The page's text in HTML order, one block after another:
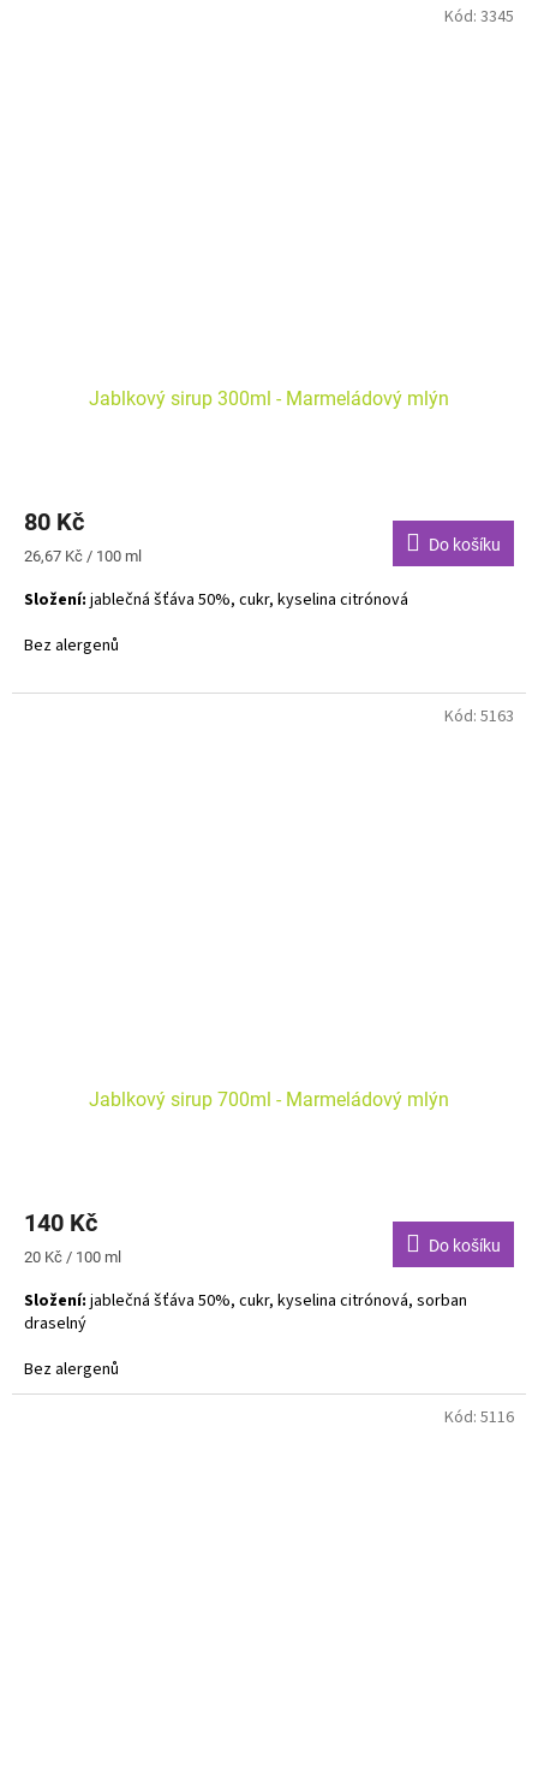
Jablkový sirup 300ml - Marmeládový mlýn
80 Kč
Měrná
26,67 Kč / 100 ml
Do košíku
Složení: jablečná šťáva 50%, cukr, kyselina citrónová
Bez alergenů
Kód: 3345
Jablkový sirup 700ml - Marmeládový mlýn
140 Kč
Měrná
20 Kč / 100 ml
Do košíku
Složení: jablečná šťáva 50%, cukr, kyselina citrónová, sorban
draselný
Bez alergenů
Kód: 5163
Kód: 5116